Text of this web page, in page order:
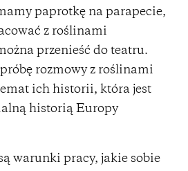
paprotkę na parapecie,
z roślinami
przenieść do teatru.
rozmowy z roślinami
ich historii, która jest
historią Europy
warunki pracy, jakie sobie